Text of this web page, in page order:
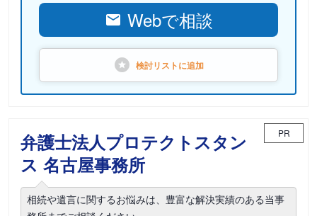
Webで相談
検討リストに追加
弁護士法人プロテクトスタン
ス 名古屋事務所
PR
相続や遺言に関するお悩みは、豊富な解決実績のある当事